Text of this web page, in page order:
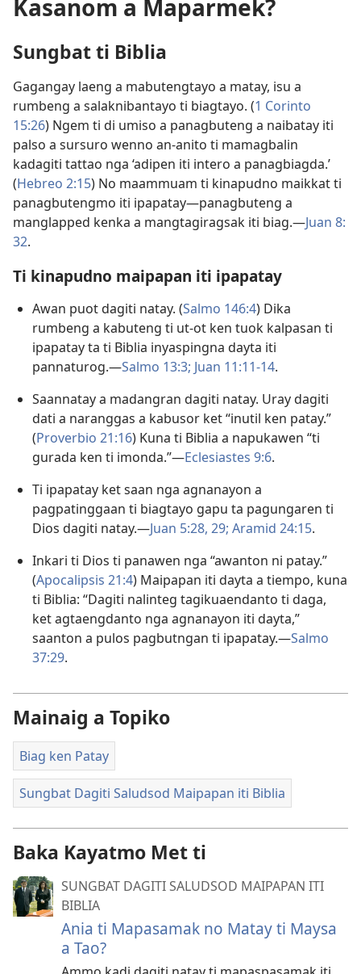
Kasanom a Maparmek?
Sungbat ti Biblia
Gagangay laeng a mabutengtayo a matay, isu a
rumbeng a salaknibantayo ti biagtayo. (1 Corinto
15:26) Ngem ti di umiso a panagbuteng a naibatay iti
palso a sursuro wenno an-anito ti mamagbalin
kadagiti tattao nga ‘adipen iti intero a panagbiagda.’
(Hebreo 2:15) No maammuam ti kinapudno maikkat ti
panagbutengmo iti ipapatay—panagbuteng a
manglapped kenka a mangtagiragsak iti biag.—Juan 8:​
32.
Ti kinapudno maipapan iti ipapatay
Awan puot dagiti natay. (Salmo 146:4) Dika
rumbeng a kabuteng ti ut-ot ken tuok kalpasan ti
ipapatay ta ti Biblia inyaspingna dayta iti
pannaturog.—Salmo 13:3; Juan 11:11-​14.
Saannatay a madangran dagiti natay. Uray dagiti
dati a naranggas a kabusor ket “inutil ken patay.”
(Proverbio 21:16) Kuna ti Biblia a napukawen “ti
gurada ken ti imonda.”​—Eclesiastes 9:6.
Ti ipapatay ket saan nga agnanayon a
pagpatinggaan ti biagtayo gapu ta pagungaren ti
Dios dagiti natay.—Juan 5:28, 29; Aramid 24:15.
Inkari ti Dios ti panawen nga “awanton ni patay.”
(Apocalipsis 21:4) Maipapan iti dayta a tiempo, kuna
ti Biblia: “Dagiti nalinteg tagikuaendanto ti daga,
ket agtaengdanto nga agnanayon iti dayta,”
saanton a pulos pagbutngan ti ipapatay.—Salmo
37:29.
Mainaig a Topiko
Biag ken Patay
Sungbat Dagiti Saludsod Maipapan iti Biblia
Baka Kayatmo Met ti
SUNGBAT DAGITI SALUDSOD MAIPAPAN ITI
BIBLIA
Ania ti Mapasamak no Matay ti Maysa
a Tao?